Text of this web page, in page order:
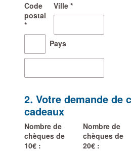
Code
postal
*
Ville *
Pays
2. Votre demande de
cadeaux
Nombre de
chèques de
10€ :
Nombre de
chèques de
20€ :